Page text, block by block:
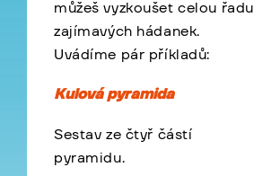
můžeš vyzkoušet celou řadu
zajímavých hádanek.
Uvádíme pár příkladů:
Kulová pyramida
Sestav ze čtyř částí
pyramidu.